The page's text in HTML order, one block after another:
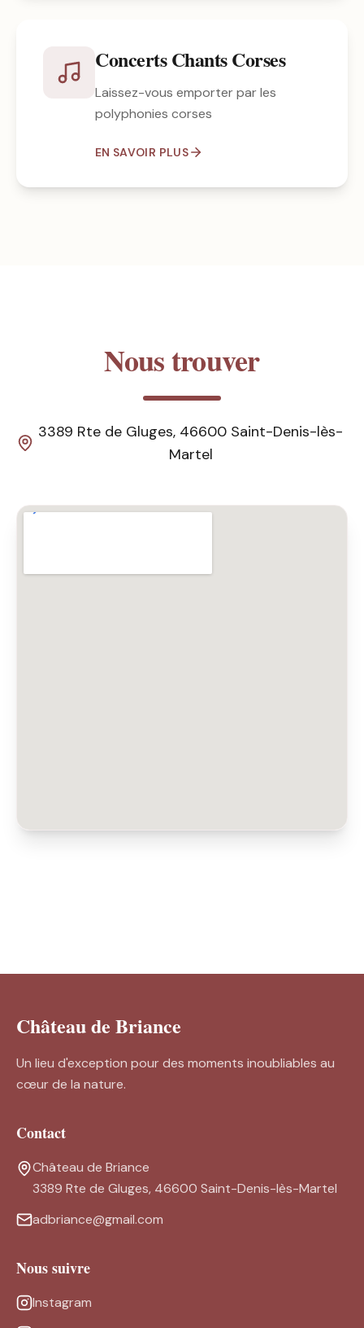
Concerts Chants Corses
Laissez-vous emporter par les
polyphonies corses
EN SAVOIR PLUS
Nous trouver
3389 Rte de Gluges, 46600 Saint-Denis-lès-
Martel
Château de Briance
Un lieu d'exception pour des moments inoubliables au
cœur de la nature.
Contact
Château de Briance
3389 Rte de Gluges, 46600 Saint-Denis-lès-Martel
adbriance@gmail.com
Nous suivre
Instagram